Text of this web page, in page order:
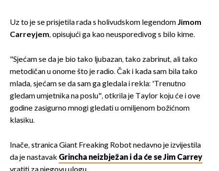
Uz to je se prisjetila rada s holivudskom legendomJimom
Carreyjem, opisujući ga kao neusporedivog s bilo kime.
"Sjećam se da je bio tako ljubazan, tako zabrinut, ali tako
metodičan u onome što je radio. Čak i kada sam bila tako
mlada, sjećam se da sam ga gledala i rekla: 'Trenutno
gledam umjetnika na poslu", otkrila je Taylor koju će i ove
godine zasigurno mnogi gledati u omiljenom božićnom
klasiku.
Inače, stranica Giant Freaking Robot nedavno je izvijestila
da je nastavak Grincha neizbježan i da će se Jim Carrey